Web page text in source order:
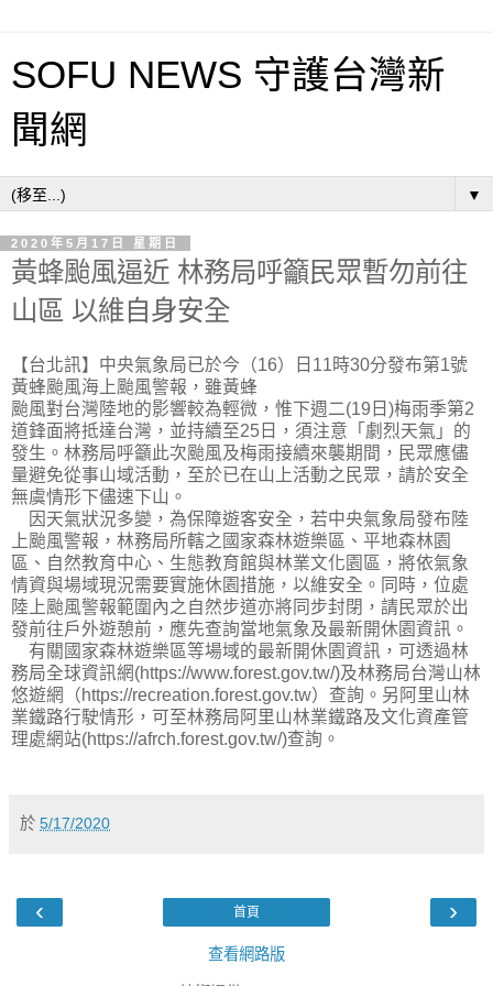
SOFU NEWS 守護台灣新
聞網
▼
2020年5月17日 星期日
黃蜂颱風逼近 林務局呼籲民眾暫勿前往
山區 以維自身安全
【台北訊】中央氣象局已於今（16）日11時30分發布第1號
黃蜂颱風海上颱風警報，雖黃蜂
颱風對台灣陸地的影響較為輕微，惟下週二(19日)梅雨季第2
道鋒面將抵達台灣，並持續至25日，須注意「劇烈天氣」的
發生。林務局呼籲此次颱風及梅雨接續來襲期間，民眾應儘
量避免從事山域活動，至於已在山上活動之民眾，請於安全
無虞情形下儘速下山。
因天氣狀況多變，為保障遊客安全，若中央氣象局發布陸
上颱風警報，林務局所轄之國家森林遊樂區、平地森林園
區、自然教育中心、生態教育館與林業文化園區，將依氣象
情資與場域現況需要實施休園措施，以維安全。同時，位處
陸上颱風警報範圍內之自然步道亦將同步封閉，請民眾於出
發前往戶外遊憩前，應先查詢當地氣象及最新開休園資訊。
有關國家森林遊樂區等場域的最新開休園資訊，可透過林
務局全球資訊網(https://www.forest.gov.tw/)及林務局台灣山林
悠遊網（https://recreation.forest.gov.tw）查詢。另阿里山林
業鐵路行駛情形，可至林務局阿里山林業鐵路及文化資產管
理處網站(https://afrch.forest.gov.tw/)查詢。
於 5/17/2020
‹ ›
首頁
查看網路版